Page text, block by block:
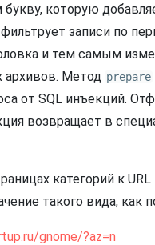
которую
записи по
и тем самым
архивов. Метод prepare
от SQL инъекций.
возвращает в
категорий к
такого вида, как
gnome/?az=n